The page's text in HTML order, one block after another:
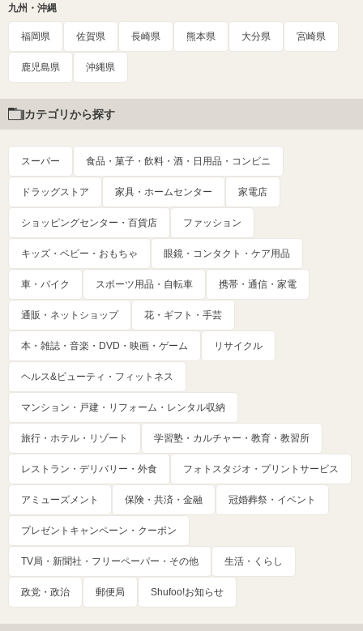
九州・沖縄
福岡県 佐賀県 長崎県 熊本県 大分県 宮崎県
鹿児島県 沖縄県
カテゴリから探す
スーパー 食品・菓子・飲料・酒・日用品・コンビニ
ドラッグストア 家具・ホームセンター 家電店
ショッピングセンター・百貨店 ファッション
キッズ・ベビー・おもちゃ 眼鏡・コンタクト・ケア用品
車・バイク スポーツ用品・自転車 携帯・通信・家電
通販・ネットショップ 花・ギフト・手芸
本・雑誌・音楽・DVD・映画・ゲーム リサイクル
ヘルス&ビューティ・フィットネス
マンション・戸建・リフォーム・レンタル収納
旅行・ホテル・リゾート 学習塾・カルチャー・教育・教習所
レストラン・デリバリー・外食 フォトスタジオ・プリントサービス
アミューズメント 保険・共済・金融 冠婚葬祭・イベント
プレゼントキャンペーン・クーポン
TV局・新聞社・フリーペーパー・その他 生活・くらし
政党・政治 郵便局 Shufoo!お知らせ